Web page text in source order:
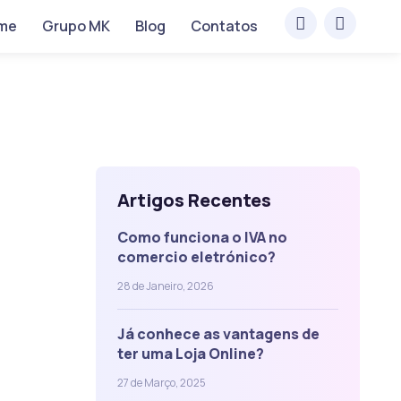
Grupo MK Blog Contatos
Artigos Recentes
Como funciona o IVA no
comercio eletrónico?
28 de Janeiro, 2026
Já conhece as vantagens de
ter uma Loja Online?
27 de Março, 2025